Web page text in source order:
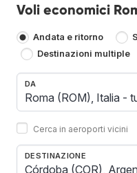
Voli economici
Andata e ritorno
Destinazioni multiple
DA
Cerca in aeroporti vicini
DESTINAZIONE